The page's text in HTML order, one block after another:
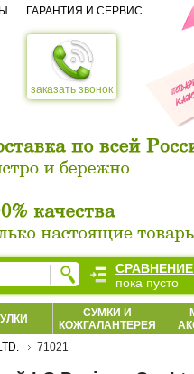
заказать звонок
ГАРАНТИЯ И СЕРВИС
СУМКИ И
КОЖГАЛАНТЕРЕЯ
71021
пока пусто